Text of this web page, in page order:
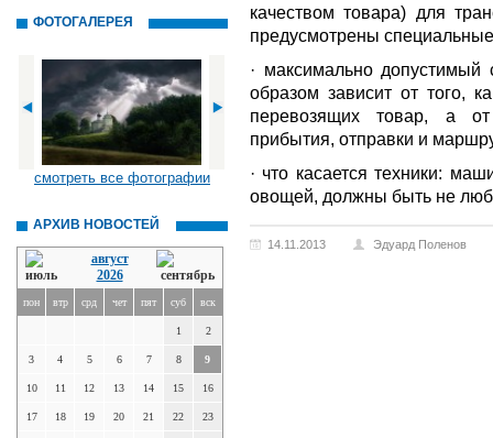
ФОТОГАЛЕРЕЯ
смотреть все фотографии
АРХИВ НОВОСТЕЙ
август
2026
пон втр срд чет пят суб вск
1 2
3 4 5 6 7 8 9
10 11 12 13 14 15 16
17 18 19 20 21 22 23
качеством товара) для
предусмотрены
· максимально допустимый
образом зависит от того,
перевозящих товар, а
прибытия, отправки и
· что касается техники:
овощей, должны быть не
14.11.2013 Эдуард Поленов